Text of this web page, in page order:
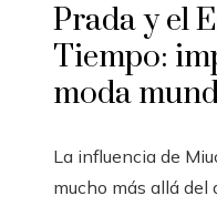
Prada y el
Tiempo:
moda
La influencia de
mucho más allá del